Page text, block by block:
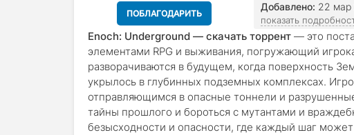
ПОБЛАГОДАРИТЬ
Добавлено: 22 мар
показать
Enoch: Underground — скачать торрент — это
элементами RPG и выживания, погружающий
разворачиваются в будущем, когда поверхность
укрылось в глубинных подземных комплексах.
отправляющимся в опасные тоннели и
тайны прошлого и бороться с мутантами и
безысходности и опасности, где каждый шаг